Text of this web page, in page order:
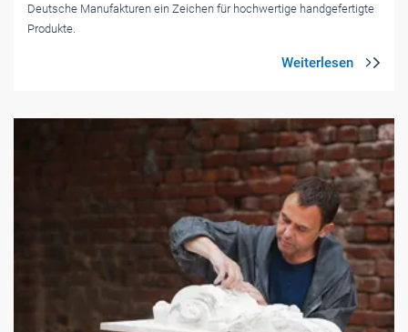
Deutsche Manufakturen ein Zeichen für hochwertige handgefertigte
Produkte.